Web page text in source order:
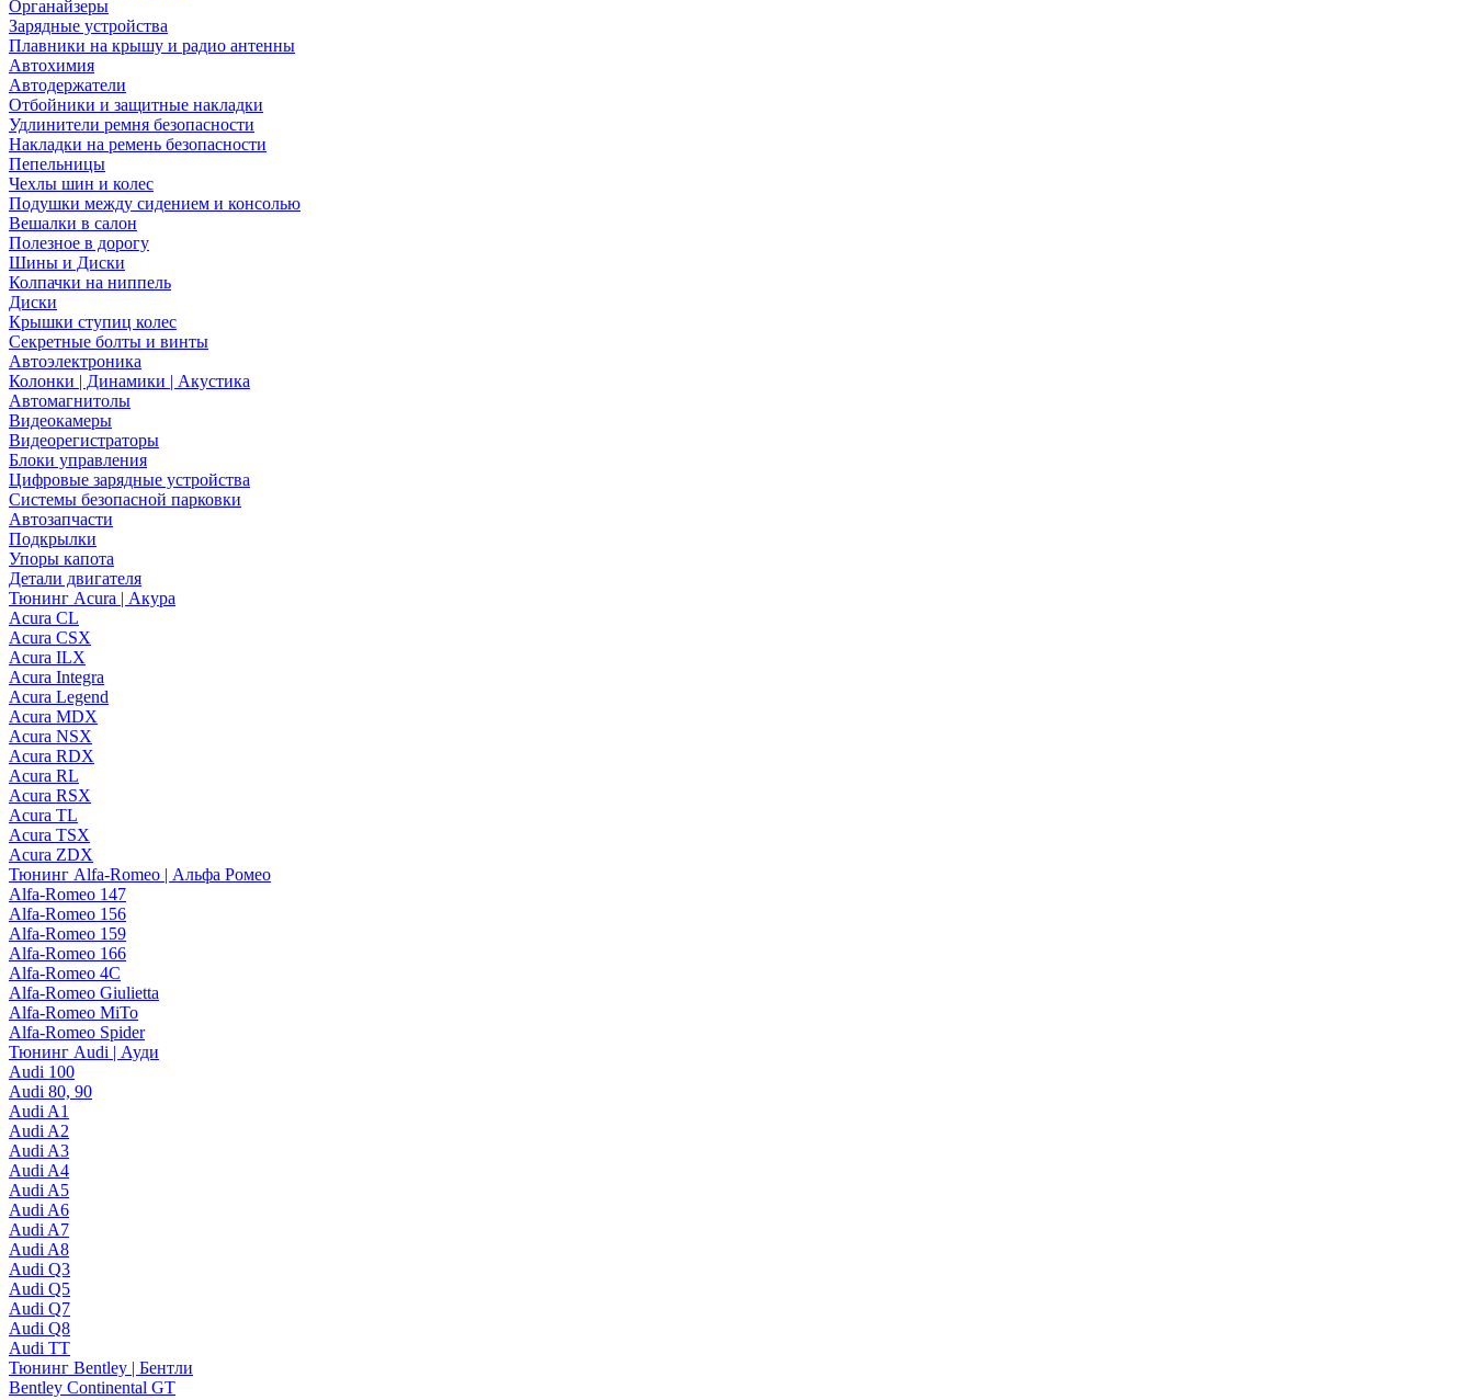
Органайзеры
Зарядные устройства
Плавники на крышу и радио антенны
Автохимия
Автодержатели
Отбойники и защитные накладки
Удлинители ремня безопасности
Накладки на ремень безопасности
Пепельницы
Чехлы шин и колес
Подушки между сидением и консолью
Вешалки в салон
Полезное в дорогу
Шины и Диски
Колпачки на ниппель
Диски
Крышки ступиц колес
Секретные болты и винты
Автоэлектроника
Колонки | Динамики | Акустика
Автомагнитолы
Видеокамеры
Видеорегистраторы
Блоки управления
Цифровые зарядные устройства
Системы безопасной парковки
Автозапчасти
Подкрылки
Упоры капота
Детали двигателя
Тюнинг Acura | Акура
Acura CL
Acura CSX
Acura ILX
Acura Integra
Acura Legend
Acura MDX
Acura NSX
Acura RDX
Acura RL
Acura RSX
Acura TL
Acura TSX
Acura ZDX
Тюнинг Alfa-Romeo | Альфа Ромео
Alfa-Romeo 147
Alfa-Romeo 156
Alfa-Romeo 159
Alfa-Romeo 166
Alfa-Romeo 4C
Alfa-Romeo Giulietta
Alfa-Romeo MiTo
Alfa-Romeo Spider
Тюнинг Audi | Ауди
Audi 100
Audi 80, 90
Audi A1
Audi A2
Audi A3
Audi A4
Audi A5
Audi A6
Audi A7
Audi A8
Audi Q3
Audi Q5
Audi Q7
Audi Q8
Audi TT
Тюнинг Bentley | Бентли
Bentley Continental GT